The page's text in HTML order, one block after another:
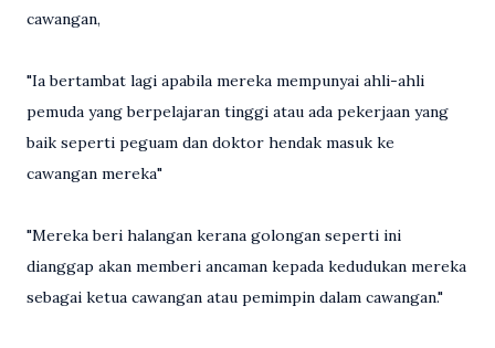
cawangan,
"Ia bertambat lagi apabila mereka mempunyai ahli-ahli
pemuda yang berpelajaran tinggi atau ada pekerjaan yang
baik seperti peguam dan doktor hendak masuk ke
cawangan mereka"
"Mereka beri halangan kerana golongan seperti ini
dianggap akan memberi ancaman kepada kedudukan mereka
sebagai ketua cawangan atau pemimpin dalam cawangan."